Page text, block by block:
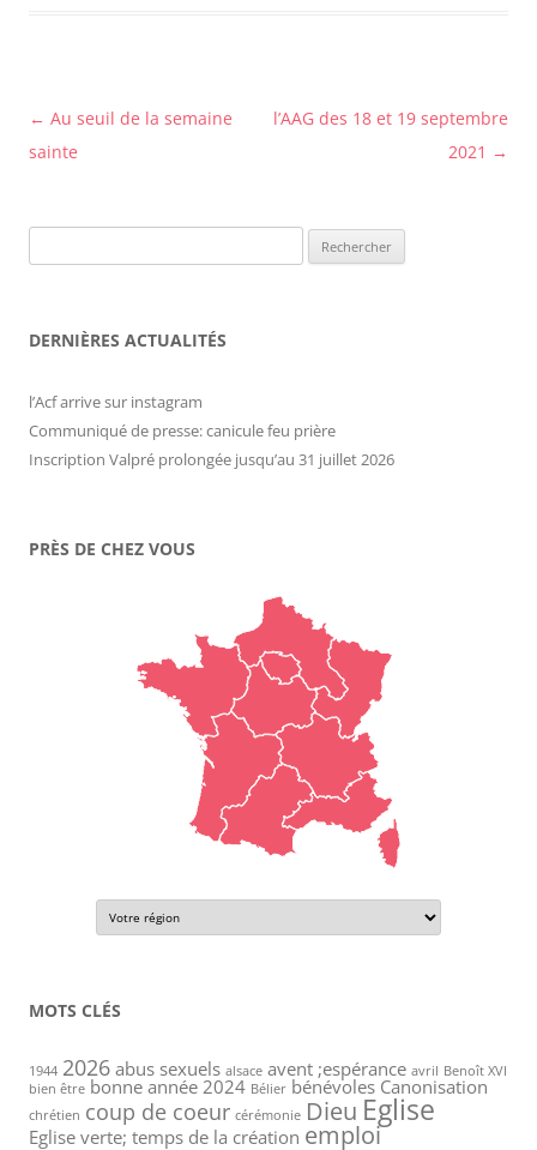
Navigation
des
← Au seuil de la semaine
sainte
l’AAG des 18 et 19 septembre
2021 →
DERNIÈRES ACTUALITÉS
l’Acf arrive sur instagram
Communiqué de presse: canicule feu prière
Inscription Valpré prolongée jusqu’au 31 juillet 2026
PRÈS DE CHEZ VOUS
MOTS CLÉS
1944 2026 abus sexuels alsace avent ;espérance avril Benoît XVI
bien être bonne année 2024 Bélier bénévoles Canonisation
chrétien coup de coeur cérémonie Dieu Eglise
Eglise verte; temps de la création emploi